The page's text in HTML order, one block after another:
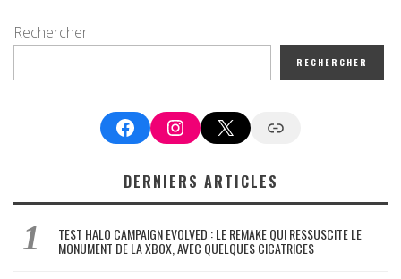
Rechercher
RECHERCHER
FacebookInstagram
X Google News
DERNIERS ARTICLES
TEST HALO CAMPAIGN EVOLVED : LE REMAKE QUI RESSUSCITE LE
MONUMENT DE LA XBOX, AVEC QUELQUES CICATRICES